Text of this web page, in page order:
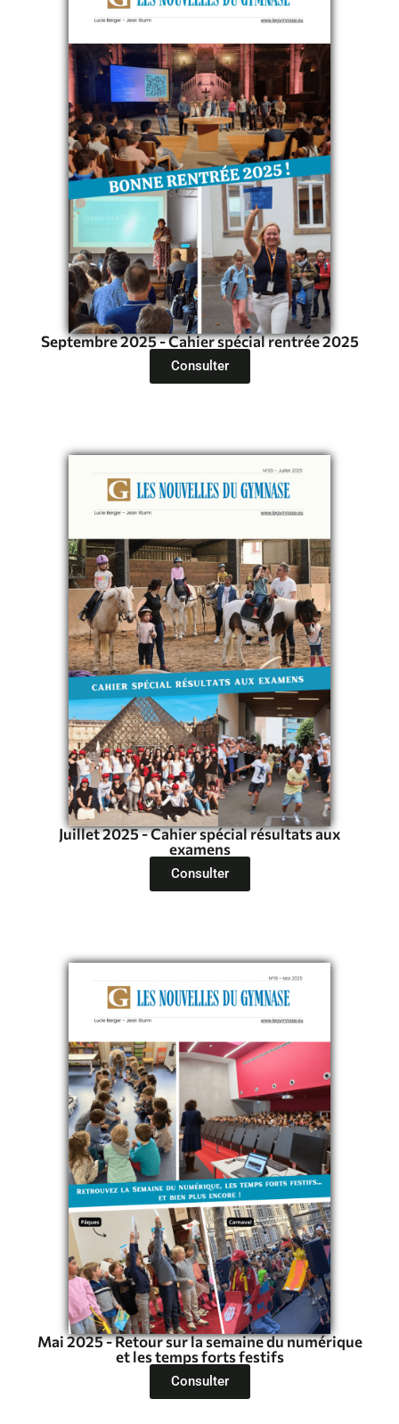
Septembre 2025 - Cahier spécial rentrée 2025
Consulter
Juillet 2025 - Cahier spécial résultats aux
examens
Consulter
Mai 2025 - Retour sur la semaine du numérique
et les temps forts festifs
Consulter